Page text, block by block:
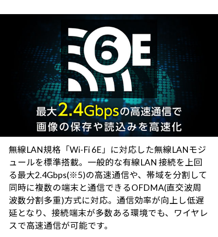
無線LAN規格「Wi-Fi 6E」に対応した無線LANモジ
ュールを標準搭載。一般的な有線LAN 接続を上回
る最大2.4Gbps(※5)の高速通信や、帯域を分割して
同時に複数の端末と通信できるOFDMA(直交波周
波数分割多重)方式に対応。通信効率が向上し低遅
延となり、接続端末が多数ある環境でも、ワイヤレ
スで高速通信が可能です。